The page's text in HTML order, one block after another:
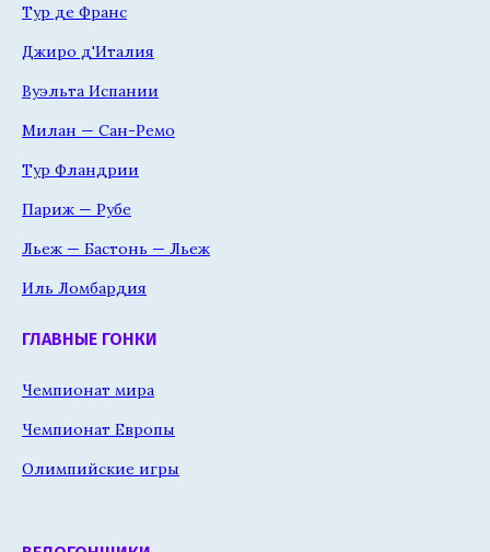
Тур де Франс
Джиро д'Италия
Вуэльта Испании
Милан — Сан-Ремо
Тур Фландрии
Париж — Рубе
Льеж — Бастонь — Льеж
Иль Ломбардия
ГЛАВНЫЕ ГОНКИ
Чемпионат мира
Чемпионат Европы
Олимпийские игры